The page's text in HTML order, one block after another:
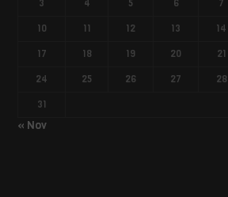
3
4 5 6 7
10
11 12 13 14
17
18 19 20 21
24
25 26 27 28
31
« Nov